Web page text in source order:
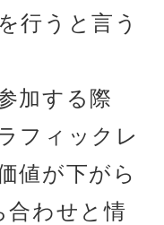
行うと言う
加する際
フィックレ
値が下がら
わせと情